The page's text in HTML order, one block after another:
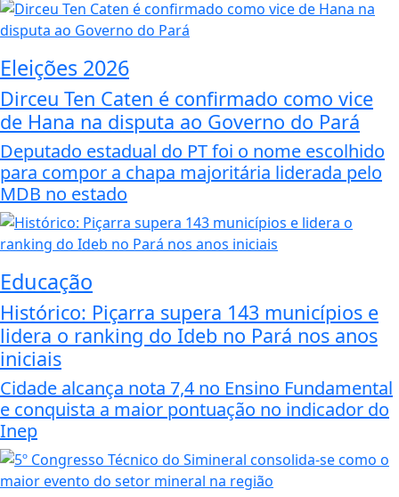
Eleições 2026
Dirceu Ten Caten é confirmado como vice
de Hana na disputa ao Governo do Pará
Deputado estadual do PT foi o nome escolhido
para compor a chapa majoritária liderada pelo
MDB no estado
Educação
Histórico: Piçarra supera 143 municípios e
lidera o ranking do Ideb no Pará nos anos
iniciais
Cidade alcança nota 7,4 no Ensino Fundamental
e conquista a maior pontuação no indicador do
Inep